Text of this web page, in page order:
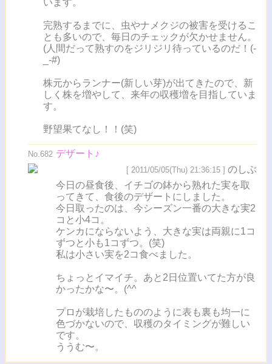
完熟するまでに、虫やナメクジの被害を受けるこ
とも多いので、毎日のチェックが欠かせません。
(人間だって熟すのをジリジリ待っているのだ！(-
_-#)
株元からランナー(新しい芽)が出てきたので、新
しく株を増やして、来年の収穫増を目指していま
す。
野望果てなし！！(笑)
No.682 デザート♪
[ 2011/05/05(Thu) 21:36:15 ] のしぶ
今日の昼食後、イチゴの鉢から熟れた実を取
ってきて、食後のデザートにしました。
今日取ったのは、今シーズン一番の大きな実2
コと小4コ。
ケンカにならないよう、大きな実は両親に1コ
ずつと小も1コずつ。(笑)
私は小さい実を2コ食べました。
ちょっとイマイチ。あと2日位置いてた方が良
かったかな〜。(^^ゞ
プロが栽培したもののように表も裏も均一に
色づかないので、収穫のタイミングが難しい
です。
ううむ〜。